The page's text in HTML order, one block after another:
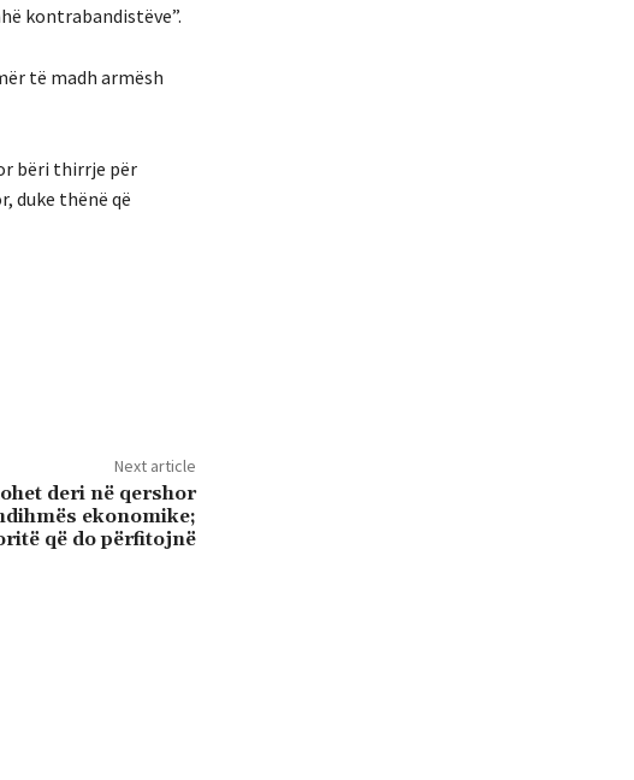
kontrabandistëve”.
të madh armësh
bëri thirrje për
duke thënë që
Next article
deri në qershor
ekonomike;
që do përfitojnë